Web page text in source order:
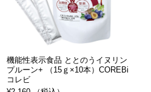
機能性表示食品 ととのうイヌリン
プルーン+ （15ｇ×10本）COREBi
コレビ